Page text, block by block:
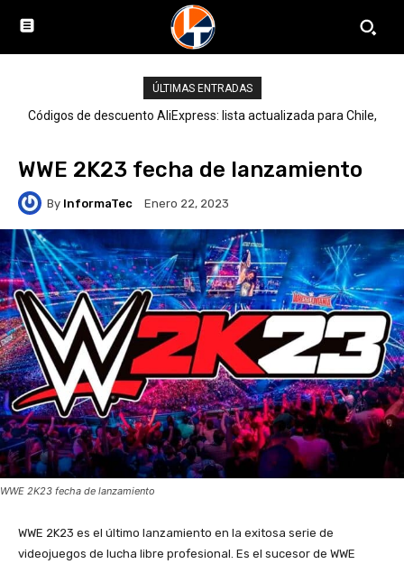
ÚLTIMAS ENTRADAS
Códigos de descuento AliExpress: lista actualizada para Chile,
WWE 2K23 fecha de lanzamiento
By InformaTec Enero 22, 2023
WWE 2K23 fecha de lanzamiento
WWE 2K23 es el último lanzamiento en la exitosa serie de
videojuegos de lucha libre profesional. Es el sucesor de WWE